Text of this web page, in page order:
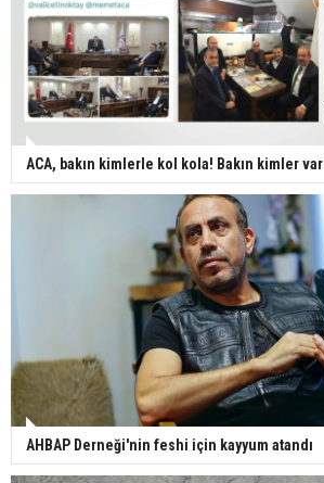
ACA, bakın kimlerle kol kola! Bakın kimler
AHBAP Derneği'nin feshi için kayyum atandı